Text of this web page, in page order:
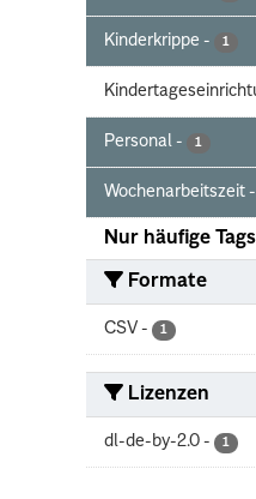
Kinderkrippe - 1
Personal - 1
Wochenarbeitszeit -
Nur häufige
Formate
CSV - 1
Lizenzen
dl-de-by-2.0 - 1